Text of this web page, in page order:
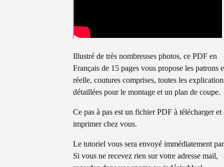
Illustré de très nombreuses photos, ce PDF en
Français de 15 pages vous propose les patrons
réelle, coutures comprises, toutes les
détaillées pour le montage et un plan de coupe.
Ce pas à pas est un fichier PDF à télécharger et
imprimer chez vous.
Le tutoriel vous sera envoyé immédiatement
Si vous ne recevez rien sur votre adresse mail,